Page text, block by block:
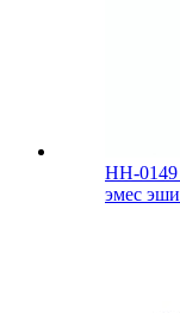
HH-
эмес